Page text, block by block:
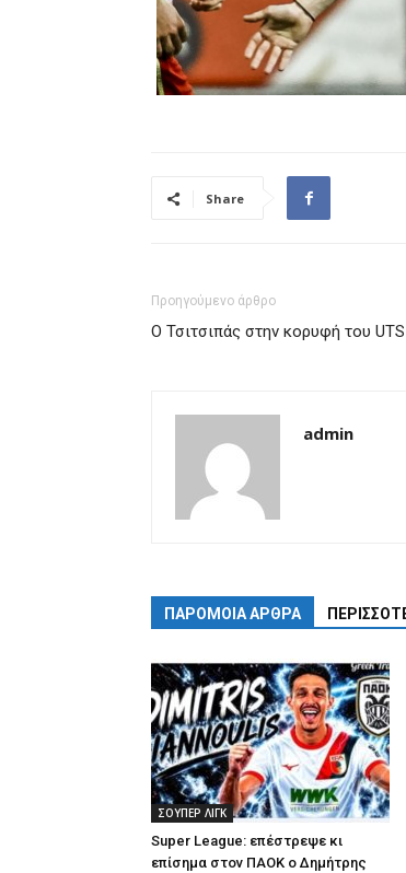
Share
Προηγούμενο άρθρο
Ο Τσιτσιπάς στην κορυφή του UTS
admin
ΠΑΡΟΜΟΙΑ ΑΡΘΡΑ
ΣΟΥΠΕΡ ΛΙΓΚ
Super League: επέστρεψε κι
επίσημα στον ΠΑΟΚ ο Δημήτρης